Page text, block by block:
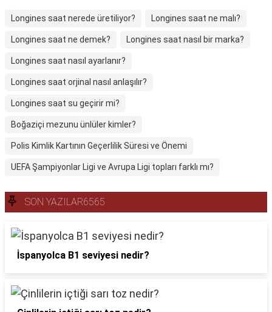
Longines saat nerede üretiliyor? Longines saat ne malı?
Longines saat ne demek? Longines saat nasıl bir marka?
Longines saat nasıl ayarlanır?
Longines saat orjinal nasıl anlaşılır?
Longines saat su geçirir mi?
Boğaziçi mezunu ünlüler kimler?
Polis Kimlik Kartının Geçerlilik Süresi ve Önemi
UEFA Şampiyonlar Ligi ve Avrupa Ligi topları farklı mı?
SON YAZILAR6565
İspanyolca B1 seviyesi nedir?